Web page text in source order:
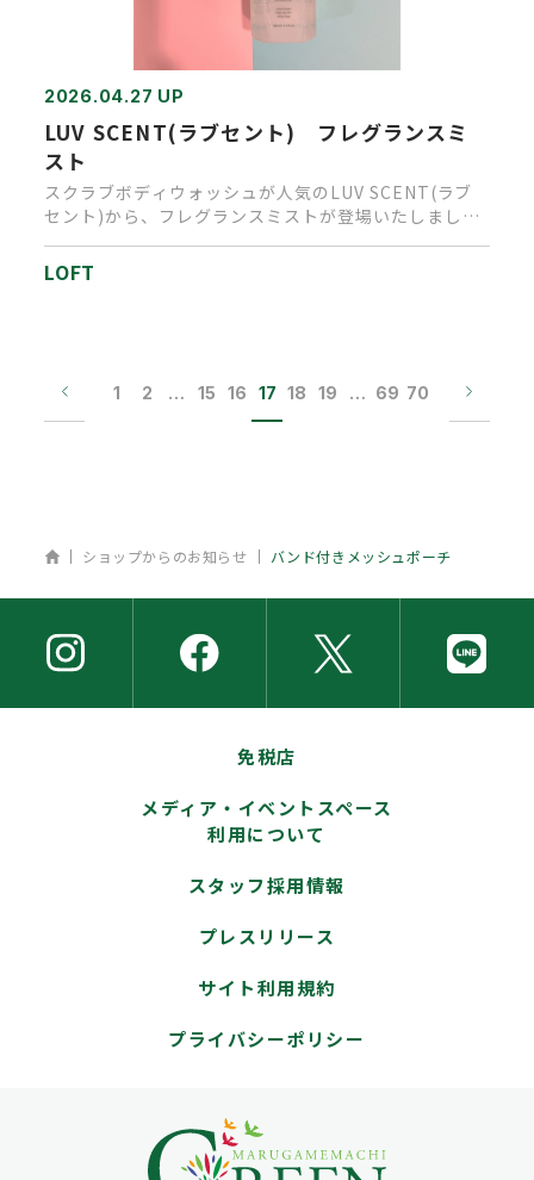
2026.04.27 UP
LUV SCENT(ラブセント) フレグランスミ
スト
スクラブボディウォッシュが人気のLUV SCENT(ラブ
セント)から、フレグランスミストが登場いたしまし
た。ミスト処方で…
LOFT
1 2 … 15 16 17 18 19 … 69 70
ホーム
ショップからのお知らせ バンド付きメッシュポーチ
免税店
メディア・イベントスペース
利用について
スタッフ採用情報
プレスリリース
サイト利用規約
プライバシーポリシー